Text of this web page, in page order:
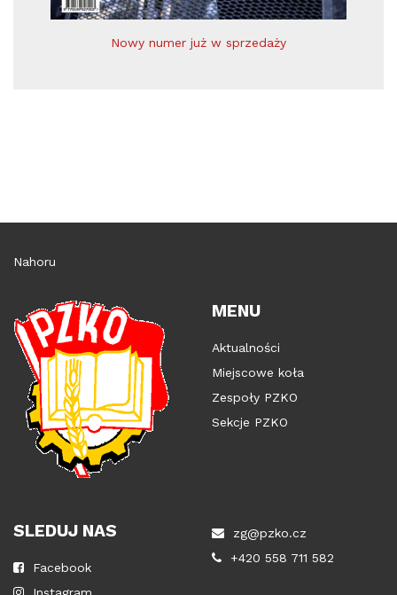
Nowy numer już w sprzedaży
Nahoru
MENU
Aktualności
Miejscowe koła
Zespoły PZKO
Sekcje PZKO
SLEDUJ NAS
Facebook
zg@pzko.cz
+420 558 711 582